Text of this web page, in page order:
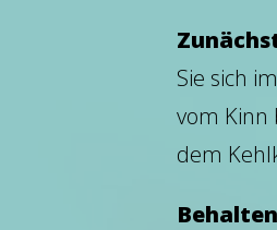
Sie sich
vom
dem